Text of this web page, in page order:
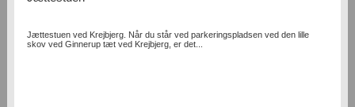
Jættestuen ved Krejbjerg. Når du står ved parkeringspladsen ved den lille
skov ved Ginnerup tæt ved Krejbjerg, er det...